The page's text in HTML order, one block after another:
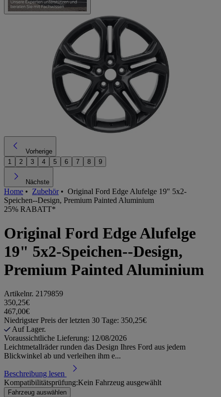
Vorherige
1
2 3 4 5 6 7 8 9
Nächste
Home • Zubehör• Original Ford Edge Alufelge 19" 5x2-
Speichen--Design, Premium Painted Aluminium
25% RABATT*
Original Ford Edge Alufelge
19" 5x2-Speichen--Design,
Premium Painted Aluminium
Artikelnr. 2179859
350,25€
467,00€
Niedrigster Preis der letzten 30 Tage: 350,25€
Auf Lager.
Voraussichtliche Lieferung: 12/08/2026
Leichtmetallräder runden das Design Ihres Ford aus jedem
Blickwinkel ab und verleihen ihm e...
Beschreibung lesen
Kompatibilitätsprüfung:Kein Fahrzeug ausgewählt
Fahrzeug auswählen